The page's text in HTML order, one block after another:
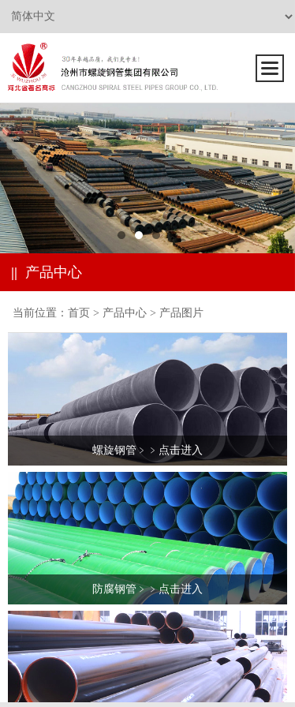
|| 产品中心
当前位置： 首页 > 产品中心 > 产品图片
螺旋钢管﹥﹥点击进入
防腐钢管﹥﹥点击进入